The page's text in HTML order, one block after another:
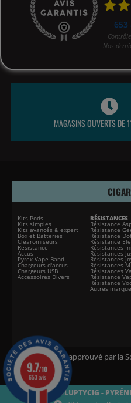
MAGASINS OUVERTS DE
Marchand approuvé par la
Kits Pods
Kits simples
Kits avancés & expert
Box et Batteries
Clearomiseurs
Resistance
Accus
Pyrex Vape Band
Chargeurs d'accus
Chargeurs USB
Accessoires Divers
RÉSISTANCES
Résistance
Résistance
Résistance
Résistance
Résistances
Résistances
Résistances
Résistances
Résistances
Résistance
Résistance
Autres
VOLUPTYCIG -
9.7/10
653 avis